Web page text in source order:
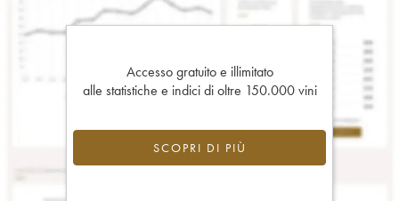
Accesso gratuito e illimitato
alle statistiche e indici di oltre 150.000 vini
SCOPRI DI PIÙ